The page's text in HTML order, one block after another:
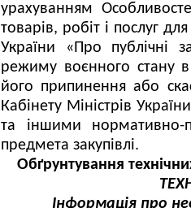
урахуванням
товарів, робіт і послуг
України «Про публічні
режиму воєнного стану
його припинення або
Кабінету Міністрів
та іншими нормативно-
предмета закупівлі.
Обґрунтування
Інформація про